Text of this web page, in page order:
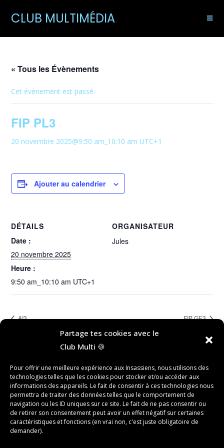
Partage tes cookies avec le
Club Multi 🍪
Pour offrir une meilleure expérience aux Insassiens, nous utilisons des
technologies telles que les cookies pour stocker et/ou accéder aux
informations des appareils. Le fait de consentir à ces technologies nous
permettra de traiter des données telles que le comportement de
navigation ou les ID uniques sur ce site. Le fait de ne pas consentir ou
de retirer son consentement peut avoir un effet négatif sur certaines
caractéristiques et fonctions (en vrai non, c'est juste obligatoire de
demander).
CLUB MULTIMÉDIA
« Tous les Évènements
Cet évènement est passé.
FIP PL3
20 novembre 2025@9:50 am 10:10 am UTC+1
Ajouter au calendrier
DÉTAILS
Date :
20 novembre 2025
Heure :
9:50 am_10:10 am UTC+1
ORGANISATEUR
Jules
AI3 FIP GE3
Rechercher
RECHERCHER
Recent Posts